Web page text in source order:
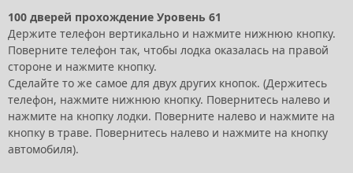
100 дверей прохождение Уровень 61
Держите телефон вертикально и нажмите нижнюю кнопку.
Поверните телефон так, чтобы лодка оказалась на правой
стороне и нажмите кнопку.
Сделайте то же самое для двух других кнопок. (Держитесь
телефон, нажмите нижнюю кнопку. Повернитесь налево и
нажмите на кнопку лодки. Поверните налево и нажмите на
кнопку в траве. Повернитесь налево и нажмите на кнопку
автомобиля).